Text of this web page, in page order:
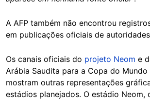
A AFP também não encontrou
em publicações oficiais de
Os canais oficiais do projeto Neom e
Arábia Saudita para a Copa do
mostram outras representações
estádios planejados. O estádio Neom,